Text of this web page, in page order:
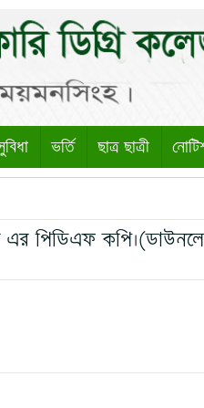
ভর্তি ছাত্র ছাত্রী
এর পিডিএফ